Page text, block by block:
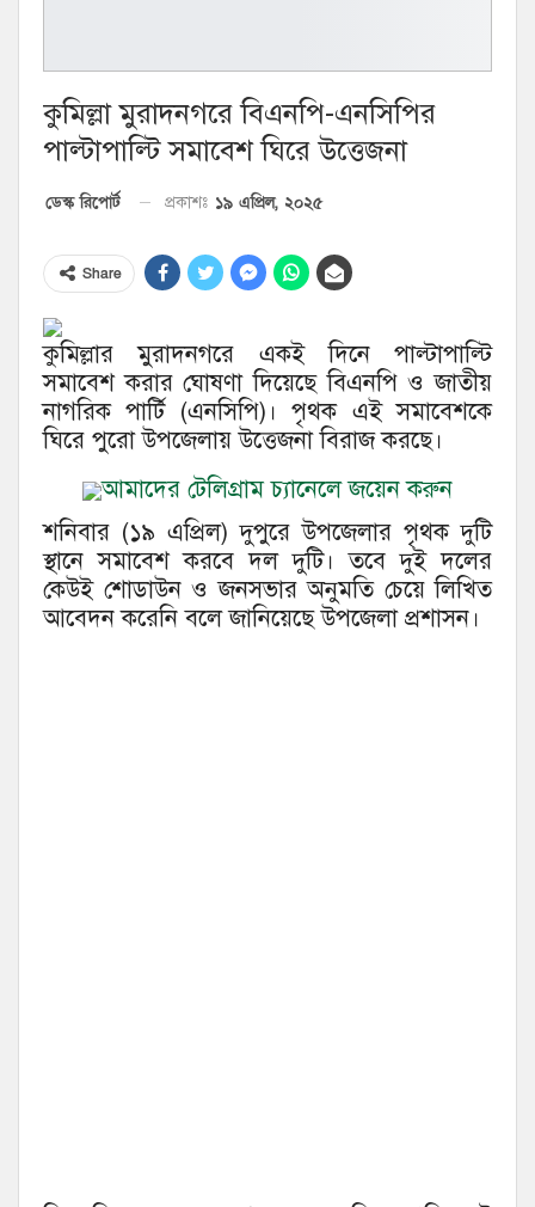
কুমিল্লা মুরাদনগরে বিএনপি-এনসিপির
পাল্টাপাল্টি সমাবেশ ঘিরে উত্তেজনা
ডেস্ক রিপোর্ট প্রকাশঃ ১৯ এপ্রিল, ২০২৫
Share
কুমিল্লার মুরাদনগরে একই দিনে পাল্টাপাল্টি
সমাবেশ করার ঘোষণা দিয়েছে বিএনপি ও জাতীয়
নাগরিক পার্টি (এনসিপি)। পৃথক এই সমাবেশকে
ঘিরে পুরো উপজেলায় উত্তেজনা বিরাজ করছে।
আমাদের টেলিগ্রাম চ্যানেলে জয়েন করুন
শনিবার (১৯ এপ্রিল) দুপুরে উপজেলার পৃথক দুটি
স্থানে সমাবেশ করবে দল দুটি। তবে দুই দলের
কেউই শোডাউন ও জনসভার অনুমতি চেয়ে লিখিত
আবেদন করেনি বলে জানিয়েছে উপজেলা প্রশাসন।